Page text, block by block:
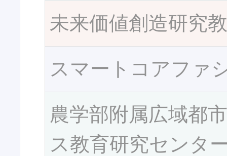
未来価値創造研究
スマートコアファ
農学部附属広域都
ス教育研究センタ